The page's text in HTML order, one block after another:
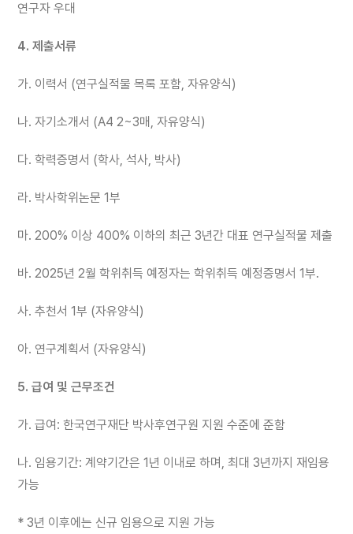
연구자 우대
4. 제출서류
가. 이력서 (연구실적물 목록 포함, 자유양식)
나. 자기소개서 (A4 2~3매, 자유양식)
다. 학력증명서 (학사, 석사, 박사)
라. 박사학위논문 1부
마. 200% 이상 400% 이하의 최근 3년간 대표 연구실적물 제출
바. 2025년 2월 학위취득 예정자는 학위취득 예정증명서 1부.
사. 추천서 1부 (자유양식)
아. 연구계획서 (자유양식)
5. 급여 및 근무조건
가. 급여: 한국연구재단 박사후연구원 지원 수준에 준함
나. 임용기간: 계약기간은 1년 이내로 하며, 최대 3년까지 재임용
가능
* 3년 이후에는 신규 임용으로 지원 가능